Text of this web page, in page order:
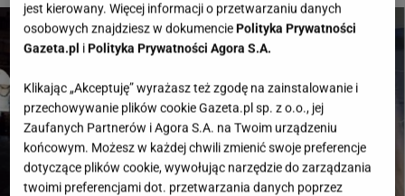
jest kierowany. Więcej informacji o przetwarzaniu danych
osobowych znajdziesz w dokumenciePolityka Prywatności
Gazeta.pl iPolityka Prywatności Agora S.A.
Klikając „Akceptuję” wyrażasz też zgodę na zainstalowanie i
przechowywanie plików cookie Gazeta.pl sp. z o.o., jej
Zaufanych Partnerów i Agora S.A. na Twoim urządzeniu
końcowym. Możesz w każdej chwili zmienić swoje preferencje
dotyczące plików cookie, wywołując narzędzie do zarządzania
twoimi preferencjami dot. przetwarzania danych poprzez